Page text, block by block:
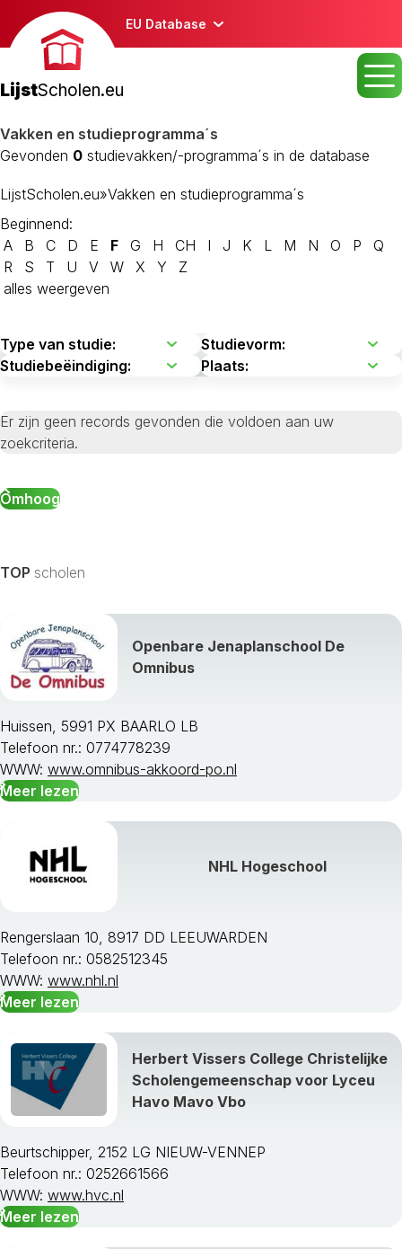
EU Database
LijstScholen.eu
Vakken en studieprogramma´s
Gevonden 0 studievakken/-programma´s in de database
LijstScholen.eu»Vakken en studieprogramma´s
Beginnend:
A
B C D E F G H CH I J K L M N O P
Q
R
S T U V W X Y
Z
alles weergeven
Er zijn geen records gevonden die voldoen aan uw
zoekcriteria.
Omhoog
TOP scholen
Openbare Jenaplanschool De
Omnibus
Huissen, 5991 PX BAARLO LB
Telefoon nr.: 0774778239
WWW: www.omnibus-akkoord-po.nl
Meer lezen
NHL Hogeschool
Rengerslaan 10, 8917 DD LEEUWARDEN
Telefoon nr.: 0582512345
WWW: www.nhl.nl
Meer lezen
Herbert Vissers College Christelijke
Scholengemeenschap voor Lyceu
Havo Mavo Vbo
Beurtschipper, 2152 LG NIEUW-VENNEP
Telefoon nr.: 0252661566
WWW: www.hvc.nl
Meer lezen